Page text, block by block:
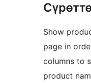
Show
page in
columns to
product